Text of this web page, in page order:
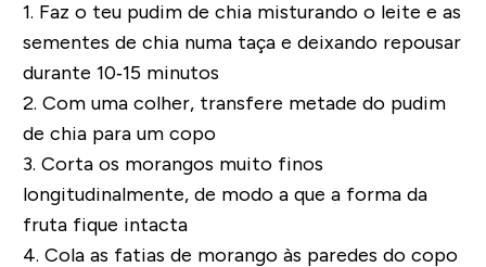
1. Faz o teu pudim de chia misturando o leite e as
sementes de chia numa taça e deixando repousar
durante 10‐15 minutos
2. Com uma colher, transfere metade do pudim
de chia para um copo
3. Corta os morangos muito finos
longitudinalmente, de modo a que a forma da
fruta fique intacta
4. Cola as fatias de morango às paredes do copo